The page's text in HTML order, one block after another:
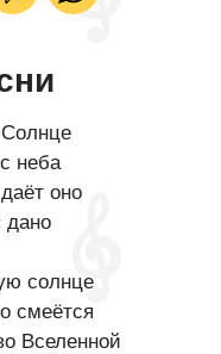
неба
оно
дано
солнце
смеётся
Вселенной